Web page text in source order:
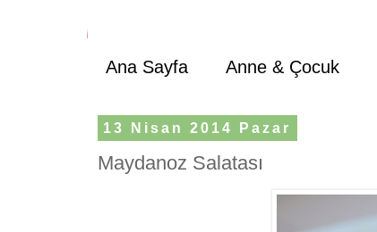
Ana Sayfa Anne & Çocuk
13 Nisan 2014 Pazar
Maydanoz Salatası